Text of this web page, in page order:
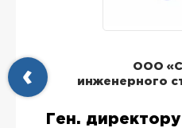
ООО
инженерного
Ген.